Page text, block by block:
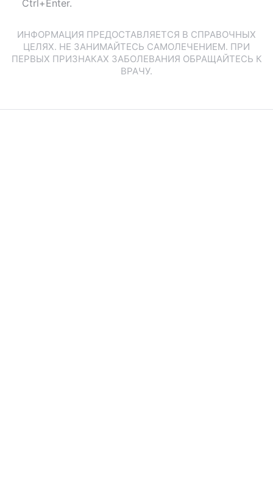
Ctrl+Enter.
ИНФОРМАЦИЯ ПРЕДОСТАВЛЯЕТСЯ В СПРАВОЧНЫХ
ЦЕЛЯХ. НЕ ЗАНИМАЙТЕСЬ САМОЛЕЧЕНИЕМ. ПРИ
ПЕРВЫХ ПРИЗНАКАХ ЗАБОЛЕВАНИЯ ОБРАЩАЙТЕСЬ К
ВРАЧУ.